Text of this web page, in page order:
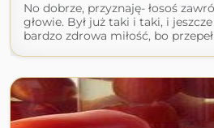
No dobrze, przyznaję- łosoś
głowie. Był już taki i taki, i
bardzo zdrowa miłość, bo